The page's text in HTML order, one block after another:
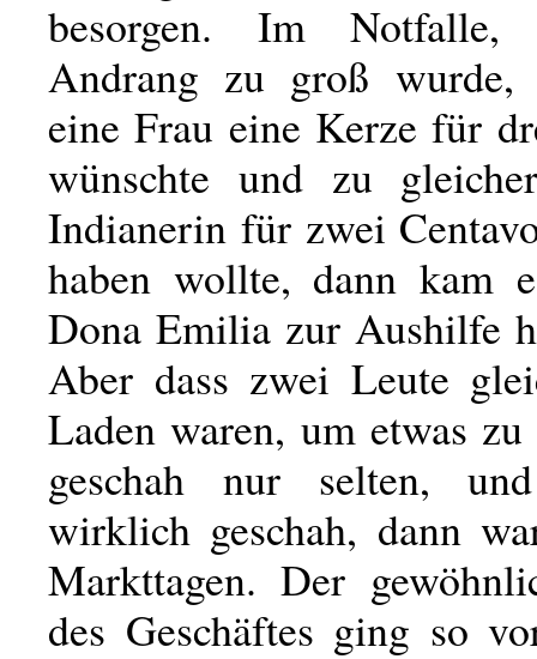
besorgen. Im
Andrang zu groß wurde,
eine Frau eine Kerze für
wünschte und zu
Indianerin für zwei
haben wollte, dann kam
Dona Emilia zur Aushilfe
Aber dass zwei Leute
Laden waren, um etwas
geschah nur selten,
wirklich geschah, dann
Markttagen. Der
des Geschäftes ging so